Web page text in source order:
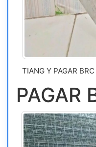
TIANG Y PAGAR BRC
PAGAR